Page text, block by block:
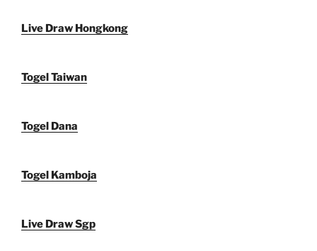
Live Draw Hongkong
Togel Taiwan
Togel Dana
Togel Kamboja
Live Draw Sgp